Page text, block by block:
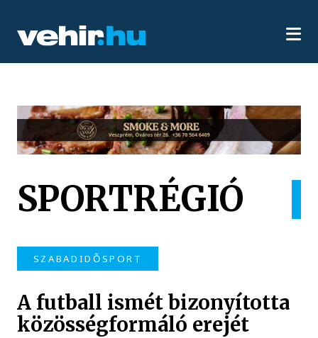
SPORTRÉGIÓ
SZABADIDŐSPORT
A futball ismét bizonyította
közösségformáló erejét